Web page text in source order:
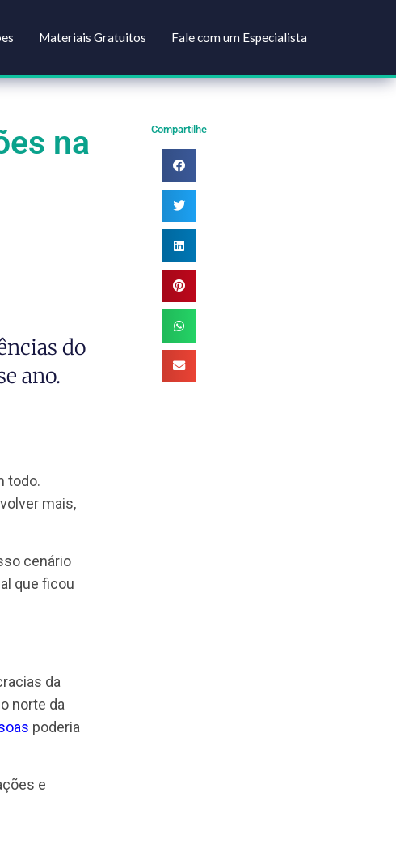
Soluções Materiais Gratuitos Fale com um
na
tendências do
nesse ano.
como um todo.
desenvolver mais,
que ficou
de burocracias da
de ser o norte da